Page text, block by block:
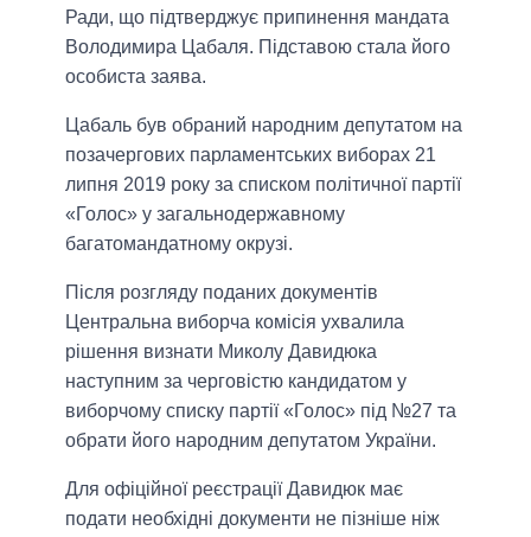
Ради, що підтверджує припинення мандата
Володимира Цабаля. Підставою стала його
особиста заява.
Цабаль був обраний народним депутатом на
позачергових парламентських виборах 21
липня 2019 року за списком політичної партії
«Голос» у загальнодержавному
багатомандатному окрузі.
Після розгляду поданих документів
Центральна виборча комісія ухвалила
рішення визнати Миколу Давидюка
наступним за черговістю кандидатом у
виборчому списку партії «Голос» під №27 та
обрати його народним депутатом України.
Для офіційної реєстрації Давидюк має
подати необхідні документи не пізніше ніж